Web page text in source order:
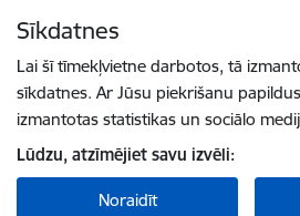
Sīkdatnes
Lai šī tīmekļvietne darbotos, tā
sīkdatnes. Ar Jūsu piekrišanu
izmantotas statistikas un sociālo
Lūdzu, atzīmējiet savu izvēli:
Noraidīt